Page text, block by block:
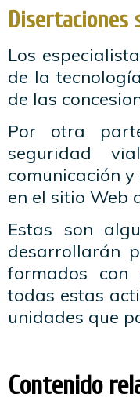
Disertaciones
Los
de la
de las
Por otra
seguridad
comunicación
en el sitio Web
Estas son
desarrollarán
formados con
todas estas
unidades que
Contenido